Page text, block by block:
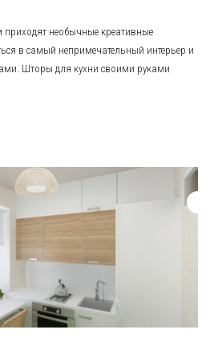
необычные креативные
в самый непримечательный интерьер и
Шторы для кухни своими руками